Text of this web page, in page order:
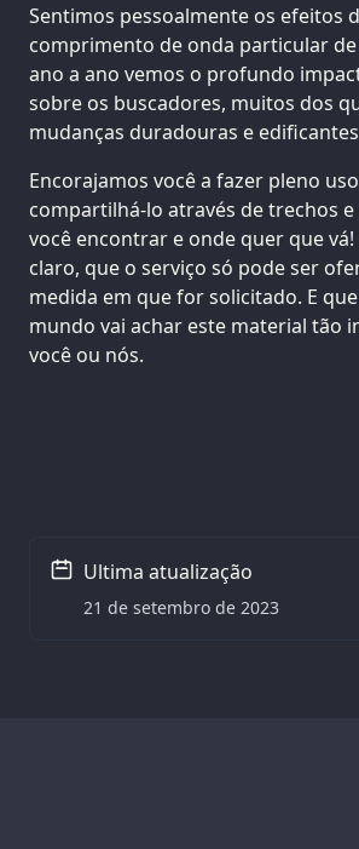
Sentimos pessoalmente os efeitos
comprimento de onda particular
ano a ano vemos o profundo
sobre os buscadores, muitos dos
mudanças duradouras e
Encorajamos você a fazer pleno
compartilhá-lo através de trechos
você encontrar e onde quer que
claro, que o serviço só pode ser
medida em que for solicitado. E
mundo vai achar este material tão
você ou nós.
Ultima atualização
21 de setembro de 2023